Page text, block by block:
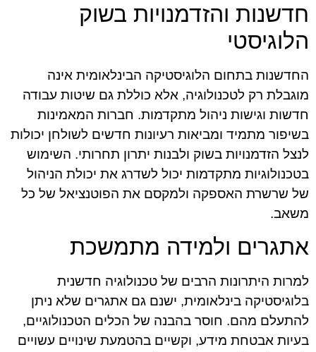
חדשנות והזדמנויות בשוק
הלוגיסטי
החדשנות בתחום הלוגיסטיקה הבינלאומית אינה
מוגבלת רק לטכנולוגיה, אלא כוללת גם שיטות עבודה
חדשות וגישות ניהול מתקדמות. חברות המאמינות
בשיפור מתמיד ומביאות רעיונות חדשים לשולחן יכולות
לנצל הזדמנויות בשוק ולבנות יתרון תחרותי. השימוש
בטכנולוגיות מתקדמות יכול לשדרג את יכולת הניהול
של שרשרת האספקה ולמקסם את הפוטנציאל של כל
משאב.
אתגרים ולמידה מתמשכת
למרות היתרונות הרבים של טכנולוגיה חדשנית
בלוגיסטיקה בינלאומית, ישנם גם אתגרים שלא ניתן
להתעלם מהם. חוסר בהבנה של הכלים הטכנולוגיים,
בעיות אבטחת מידע, וקשיים בהטמעת שינויים עשויים